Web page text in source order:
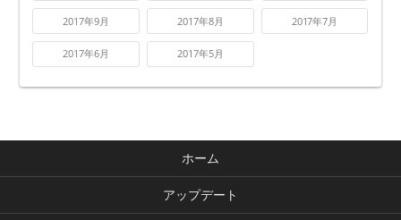
2017年9月 2017年8月 2017年7月
2017年6月 2017年5月
ホーム
アップデート